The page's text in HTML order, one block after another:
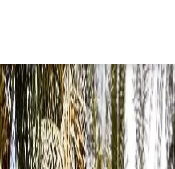
€ | MZIMC749